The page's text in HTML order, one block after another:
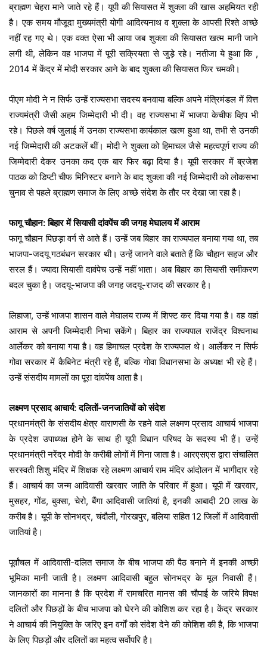
ब्राह्मण चेहरा माने जाते रहे हैं। यूपी की सियासत में शुक्ला की खास अहमियत रही
है। एक समय मौजूदा मुख्यमंत्री योगी आदित्यनाथ व शुक्ला के आपसी रिश्ते अच्छे
नहीं रह गए थे। एक वक्त ऐसा भी आया जब शुक्ला की सियासत खत्म मानी जाने
लगी थी, लेकिन वह भाजपा में पूरी सक्रियता से जुड़े रहे। नतीजा ये हुआ कि ,
2014 में केंद्र में मोदी सरकार आने के बाद शुक्ला की सियासत फिर चमकी।
पीएम मोदी ने न सिर्फ उन्हें राज्यसभा सदस्य बनवाया बल्कि अपने मंत्रिमंडल में वित्त
राज्यमंत्री जैसी अहम जिम्मेदारी भी दी। वह राज्यसभा में भाजपा केचीफ व्हिप भी
रहे। पिछले वर्ष जुलाई में उनका राज्यसभा कार्यकाल खत्म हुआ था, तभी से उनकी
नई जिम्मेदारी की अटकलें थीं। मोदी ने शुक्ला को हिमाचल जैसे महत्वपूर्ण राज्य की
जिम्मेदारी देकर उनका कद एक बार फिर बढ़ा दिया है। यूपी सरकार में ब्रजेश
पाठक को डिप्टी चीफ मिनिस्टर बनाने के बाद शुक्ला की नई जिम्मेदारी को लोकसभा
चुनाव से पहले ब्राह्मण समाज के लिए अच्छे संदेश के तौर पर देखा जा रहा है।
फागू चौहान: बिहार में सियासी दांवपेंच की जगह मेघालय में आराम
फागू चौहान पिछड़ा वर्ग से आते हैं। उन्हें जब बिहार का राज्यपाल बनाया गया था, तब
भाजपा-जदयू गठबंधन सरकार थी। उन्हें जानने वाले बताते हैं कि चौहान सहज और
सरल हैं। ज्यादा सियासी दावंपेच उन्हें नहीं भाता। अब बिहार का सियासी समीकरण
बदल चुका है। जदयू-भाजपा की जगह जदयू-राजद की सरकार है।
लिहाजा, उन्हें भाजपा शासन वाले मेघालय राज्य में शिफ्ट कर दिया गया है। वह वहां
आराम से अपनी जिम्मेदारी निभा सकेंगे। बिहार का राज्यपाल राजेंद्र विश्वनाथ
आर्लेकर को बनाया गया है। वह हिमाचल प्रदेश के राज्यपाल थे। आर्लेकर न सिर्फ
गोवा सरकार में कैबिनेट मंत्री रहे हैं, बल्कि गोवा विधानसभा के अध्यक्ष भी रहे हैं।
उन्हें संसदीय मामलों का पूरा दांवपेंच आता है।
लक्ष्मण प्रसाद आचार्य: दलितों-जनजातियों को संदेश
प्रधानमंत्री के संसदीय क्षेत्र वाराणसी के रहने वाले लक्ष्मण प्रसाद आचार्य भाजपा
के प्रदेश उपाध्यक्ष होने के साथ ही यूपी विधान परिषद के सदस्य भी हैं। उन्हें
प्रधानमंत्री नरेंद्र मोदी के करीबी लोगों में गिना जाता है। आरएसएस द्वारा संचालित
सरस्वती शिशु मंदिर में शिक्षक रहे लक्ष्मण आचार्य राम मंदिर आंदोलन में भागीदार रहे
हैं। आचार्य का जन्म आदिवासी खरवार जाति के परिवार में हुआ। यूपी में खरवार,
मुसहर, गोंड, बुक्सा, चेरो, बैंगा आदिवासी जातियां है, इनकी आबादी 20 लाख के
करीब है। यूपी के सोनभद्र, चंदौली, गोरखपुर, बलिया सहित 12 जिलों में आदिवासी
जातियां है।
पूर्वांचल में आदिवासी-दलित समाज के बीच भाजपा की पैठ बनाने में इनकी अच्छी
भूमिका मानी जाती है। लक्ष्मण आदिवासी बहुल सोनभद्र के मूल निवासी हैं।
जानकारों का मानना है कि प्रदेश में रामचरित मानस की चौपाई के जरिये विपक्ष
दलितों और पिछड़ों के बीच भाजपा को घेरने की कोशिश कर रहा है। केंद्र सरकार
ने आचार्य की नियुक्ति के जरिए इन वर्गों को संदेश देने की कोशिश की है, कि भाजपा
के लिए पिछड़ों और दलितों का महत्व सर्वोपरि है।